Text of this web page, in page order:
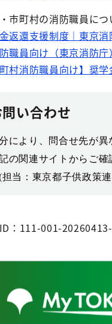
市町村の消防職員につ
返還支援制度｜東京
防職員向け（東京消防
町村消防職員向け】奨
い合わせ
により、問合せ先が異
記の関連サイトからご
担当：東京都子供政策
：111-001-